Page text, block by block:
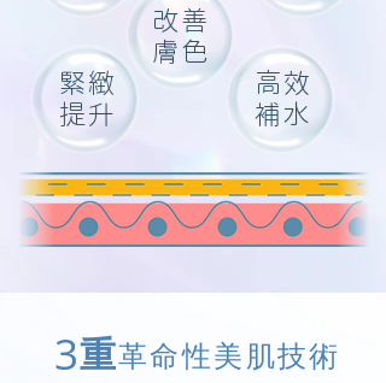
改善
​膚色
​緊緻
提升
高效
​補水
3​重​革命性美肌技術